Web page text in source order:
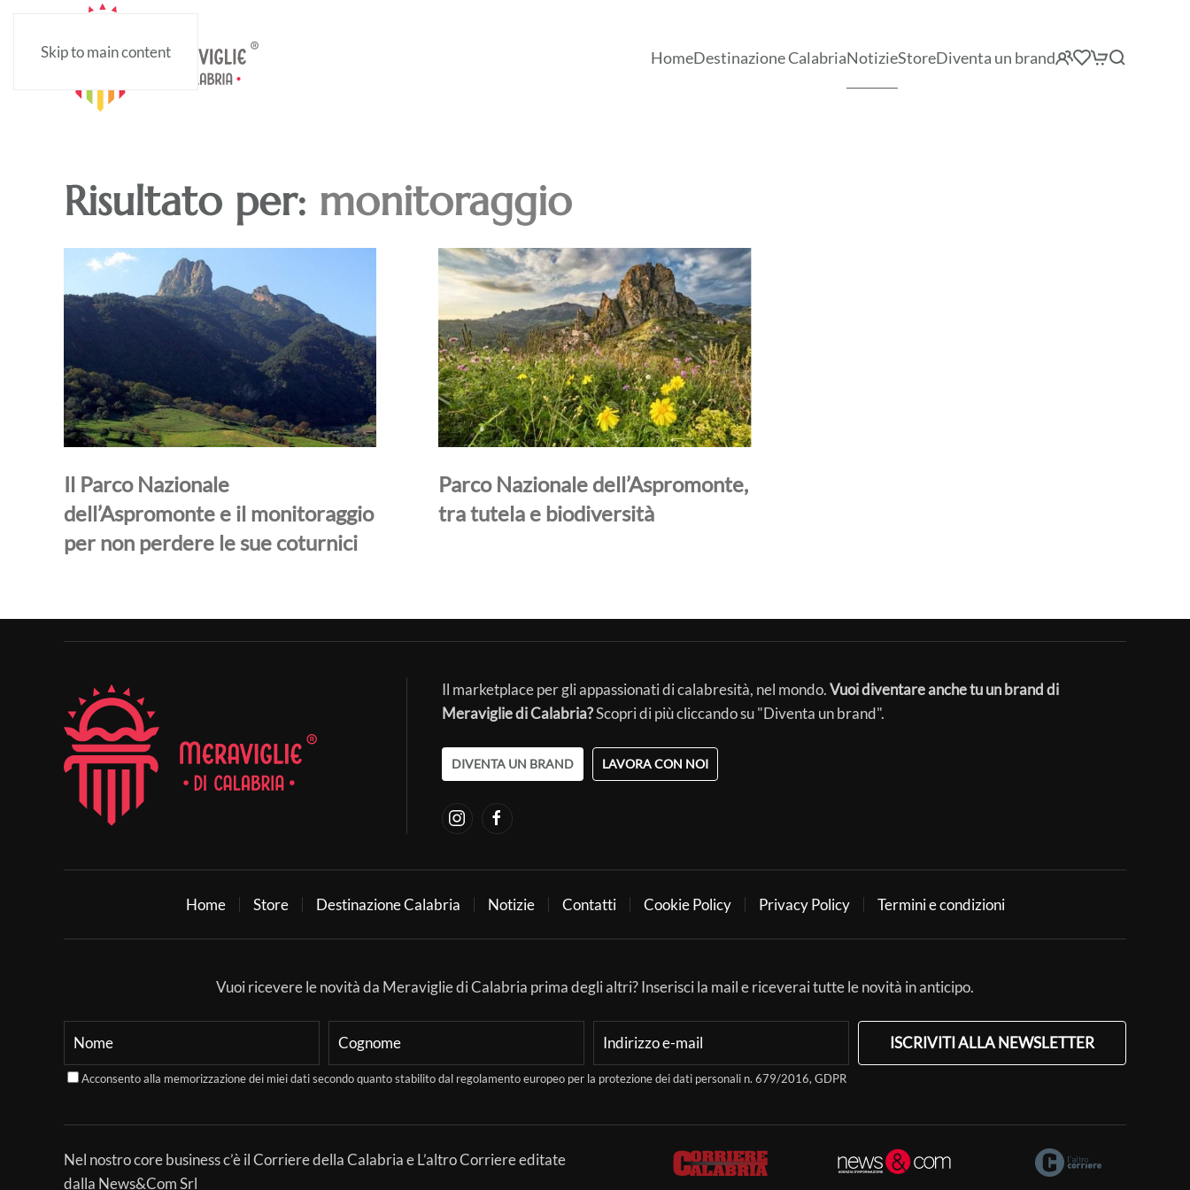
Skip to main content HomeDestinazione CalabriaNotizieStoreDiventa un brand
Risultato per: monitoraggio
Il Parco Nazionale
dell’Aspromonte e il monitoraggio
per non perdere le sue coturnici
Parco Nazionale dell’Aspromonte,
tra tutela e biodiversità
Il marketplace per gli appassionati di calabresità, nel mondo.Vuoi diventare anche tu un brand di
Meraviglie di Calabria?Scopri di più cliccando su "Diventa un brand".
DIVENTA UN BRAND LAVORA CON NOI
Home Store Destinazione Calabria Notizie Contatti Cookie Policy Privacy Policy Termini e condizioni
Vuoi ricevere le novità da Meraviglie di Calabria prima degli altri? Inserisci la mail e riceverai tutte le novità in anticipo.
ISCRIVITI ALLA NEWSLETTER
Acconsento alla memorizzazione dei miei dati secondo quanto stabilito dal regolamento europeo per la protezione dei dati personali n. 679/2016, GDPR
Nel nostro core business c’è il Corriere della Calabria e L’altro Corriere editate
dalla News&Com Srl